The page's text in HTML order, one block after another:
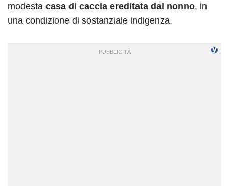
modesta casa di caccia ereditata dal nonno, in
una condizione di sostanziale indigenza.